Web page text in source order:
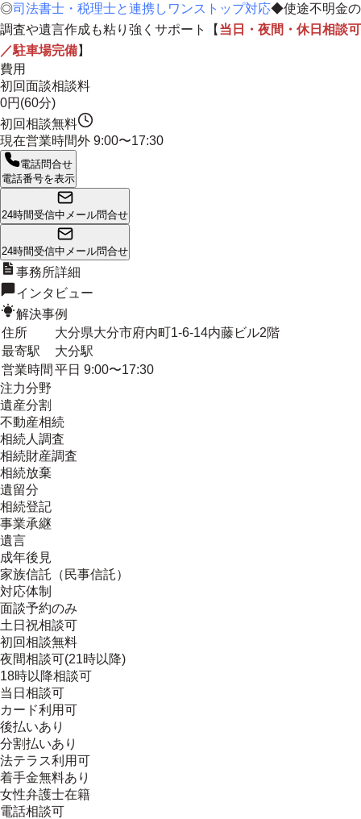
◎司法書士・税理士と連携しワンストップ対応◆使途不明金の
調査や遺言作成も粘り強くサポート
【 当日・夜間・休日相談可
／駐車場完備】
費用
初回面談相談料
0円(60分)
初回相談無料
現在営業時間外 9:00〜17:30
電話問合せ
電話番号を表示
24時間受信中 メール問合せ
24時間受信中 メール問合せ
事務所詳細
インタビュー
解決事例
住所
大分県大分市府内町1-6-14内藤ビル2階
最寄駅
大分駅
営業時間 平日 9:00〜17:30
注力分野
遺産分割
不動産相続
相続人調査
相続財産調査
相続放棄
遺留分
相続登記
事業承継
遺言
成年後見
家族信託（民事信託）
対応体制
面談予約のみ
土日祝相談可
初回相談無料
夜間相談可(21時以降)
18時以降相談可
当日相談可
カード利用可
後払いあり
分割払いあり
法テラス利用可
着手金無料あり
女性弁護士在籍
電話相談可